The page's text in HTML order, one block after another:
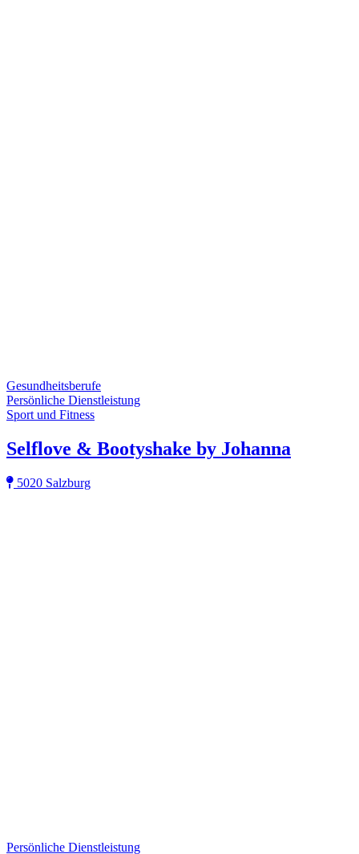
Gesundheitsberufe
Persönliche Dienstleistung
Sport und Fitness
Selflove & Bootyshake by Johanna
5020 Salzburg
Persönliche Dienstleistung